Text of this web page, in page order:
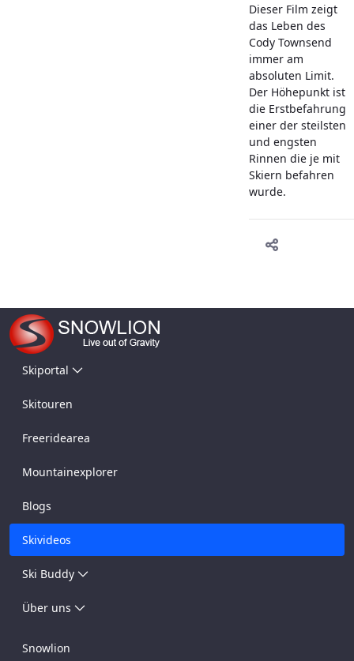
Dieser Film zeigt
das Leben des
Cody Townsend
immer am
absoluten Limit.
Der Höhepunkt ist
die Erstbefahrung
einer der steilsten
und engsten
Rinnen die je mit
Skiern befahren
wurde.
Skiportal
Skitouren
Freeridearea
Mountainexplorer
Blogs
Skivideos
Ski Buddy
Über uns
Snowlion